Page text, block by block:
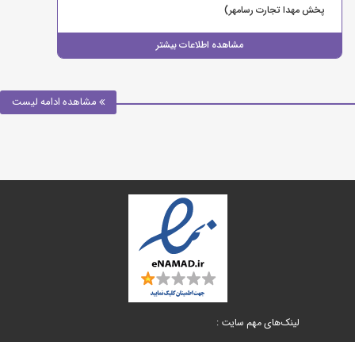
مشاهده اطلاعات بیشتر
پخش مهدا تجارت رسامهر)
مشاهده ادامه لیست
لینک‌های مهم سایت :